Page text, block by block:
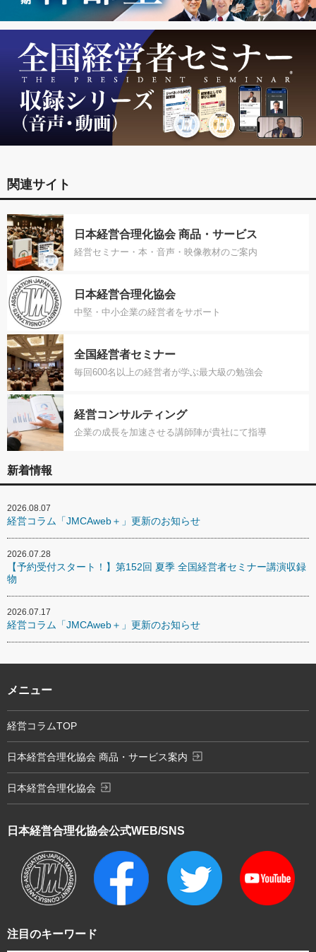
関連サイト
日本経営合理化協会 商品・サービス
経営セミナー・本・音声・映像教材のご案内
日本経営合理化協会
中堅・中小企業の経営者をサポート
全国経営者セミナー
毎回600名以上の経営者が学ぶ最大級の勉強会
経営コンサルティング
企業の成長を加速させる講師陣が貴社にて指導
新着情報
2026.08.07
経営コラム「JMCAweb＋」更新のお知らせ
2026.07.28
【予約受付スタート！】第152回 夏季 全国経営者セミナー講演収録
物
2026.07.17
経営コラム「JMCAweb＋」更新のお知らせ
注目のキーワード
日本経営合理化協会公式WEB/SNS
メニュー
経営コラムTOP
日本経営合理化協会 商品・サービス案内 exit_to_app
日本経営合理化協会 exit_to_app